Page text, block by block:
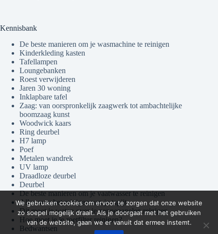
Kennisbank
De beste manieren om je wasmachine te reinigen
Kinderkleding kasten
Tafellampen
Loungebanken
Roest verwijderen
Jaren 30 woning
Inklapbare tafel
Zaag: van oorspronkelijk zaagwerk tot ambachtelijke
boomzaag kunst
Woodwick kaars
Ring deurbel
H7 lamp
Poef
Metalen wandrek
UV lamp
Draadloze deurbel
Deurbel
De beste manieren om je vaatwasser te reinigen
Alles over het reinigen van je tapijt
Dit moet je weten over je zonnepanelen reinigen
Hoe moet je je roetfilter reinigen?
Bedwantsen
We gebruiken cookies om ervoor te zorgen dat onze website
zo soepel mogelijk draait. Als je doorgaat met het gebruiken
van de website, gaan we er vanuit dat ermee instemt.